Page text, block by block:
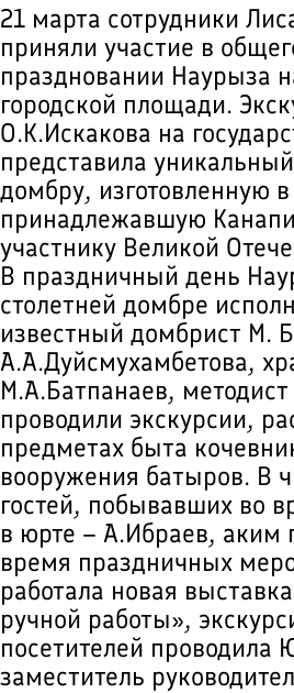
21 марта сотрудники
приняли участие в
праздновании Наурыза
городской площади.
О.К.Искакова на
представила
домбру, изготовленную в
принадлежавшую
участнику Великой
В праздничный день
столетней домбре
известный домбрист М.
А.А.Дуйсмухамбетова,
М.А.Батпанаев,
проводили экскурсии,
предметах быта
вооружения батыров. В
гостей, побывавших во
в юрте – А.Ибраев, аким
время праздничных
работала новая
ручной работы»,
посетителей проводила
заместитель